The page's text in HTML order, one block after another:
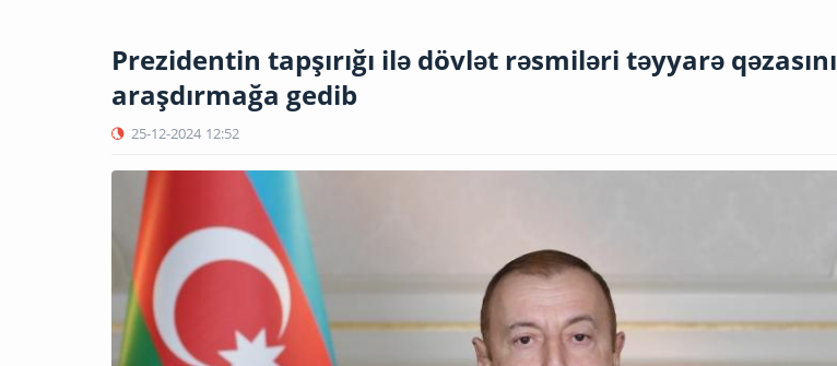
Prezidentin tapşırığı ilə dövlət rəsmiləri təyyarə qəzasını
araşdırmağa gedib
25-12-2024 12:52